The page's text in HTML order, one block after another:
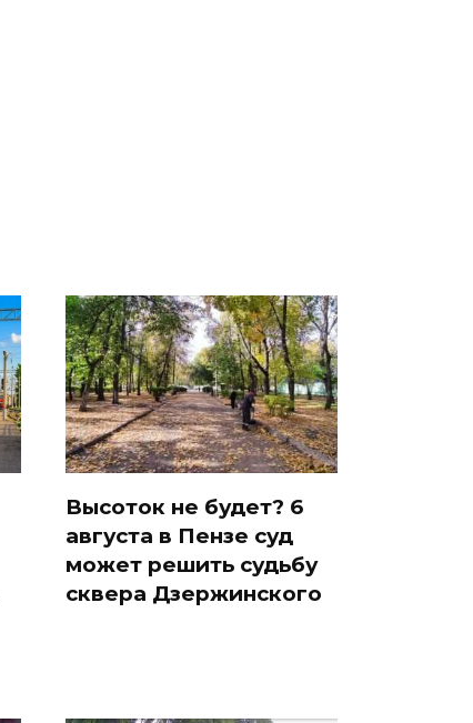
Высоток не будет? 6
августа в Пензе суд
может решить судьбу
сквера Дзержинского